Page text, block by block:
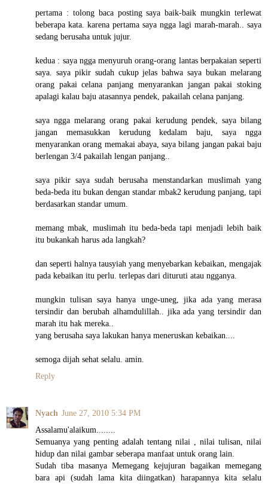
pertama : tolong baca posting saya baik-baik mungkin terlewat
beberapa kata. karena pertama saya ngga lagi marah-marah.. saya
sedang berusaha untuk jujur.
kedua : saya ngga menyuruh orang-orang lantas berpakaian seperti
saya. saya pikir sudah cukup jelas bahwa saya bukan melarang
orang pakai celana panjang menyarankan jangan pakai stoking
apalagi kalau baju atasannya pendek, pakailah celana panjang.
saya ngga melarang orang pakai kerudung pendek, saya bilang
jangan memasukkan kerudung kedalam baju, saya ngga
menyarankan orang memakai abaya, saya bilang jangan pakai baju
berlengan 3/4 pakailah lengan panjang..
saya pikir saya sudah berusaha menstandarkan muslimah yang
beda-beda itu bukan dengan standar mbak2 kerudung panjang, tapi
berdasarkan standar umum.
memang mbak, muslimah itu beda-beda tapi menjadi lebih baik
itu bukankah harus ada langkah?
dan seperti halnya tausyiah yang menyebarkan kebaikan, mengajak
pada kebaikan itu perlu. terlepas dari dituruti atau ngganya.
mungkin tulisan saya hanya unge-uneg, jika ada yang merasa
tersindir dan berubah alhamdulillah.. jika ada yang tersindir dan
marah itu hak mereka..
yang berusaha saya lakukan hanya meneruskan kebaikan....
semoga dijah sehat selalu. amin.
Reply
Nyach June 27, 2010 5:34 PM
Assalamu'alaikum........
Semuanya yang penting adalah tentang nilai , nilai tulisan, nilai
hidup dan nilai gambar seberapa manfaat untuk orang lain.
Sudah tiba masanya Memegang kejujuran bagaikan memegang
bara api (sudah lama kita diingatkan) harapannya kita selalu